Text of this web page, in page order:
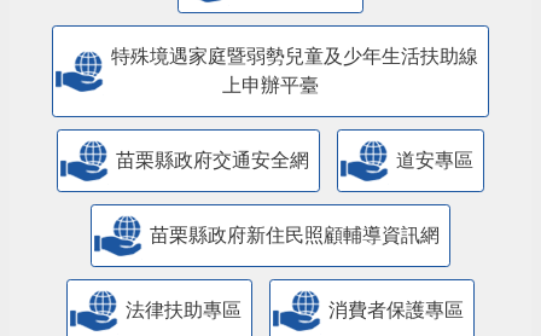
特殊境遇家庭暨弱勢兒童及少年生活扶助線
上申辦平臺
苗栗縣政府交通安全網 道安專區
苗栗縣政府新住民照顧輔導資訊網
法律扶助專區 消費者保護專區